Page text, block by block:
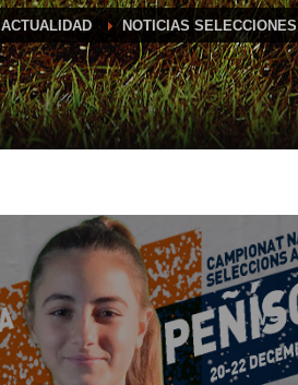
ACTUALIDAD NOTICIAS SELECCIONES